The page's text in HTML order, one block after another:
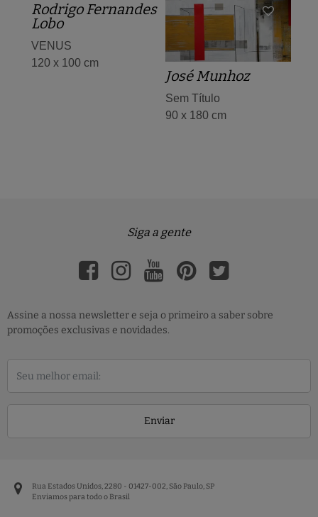
Rodrigo Fernandes
Lobo
VENUS
120 x 100 cm
José Munhoz
Sem Título
90 x 180 cm
Siga a gente
Assine a nossa newsletter e seja o primeiro a saber sobre
promoções exclusivas e novidades.
Enviar
Rua Estados Unidos, 2280 - 01427-002, São Paulo, SP
Enviamos para todo o Brasil